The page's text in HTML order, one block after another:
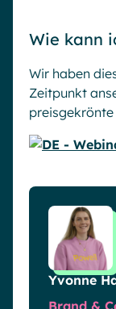
Wie kann
Wir haben
Zeitpunkt
Yvonne
Brand &